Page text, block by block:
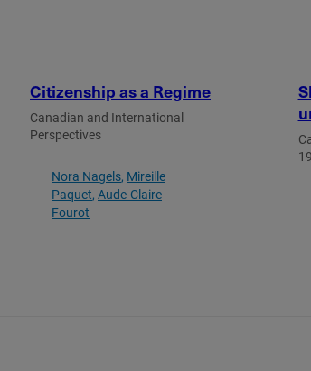
Citizenship as a Regime
Canadian and International
Perspectives
Nora Nagels Mireille
Paquet Aude-Claire
Fourot